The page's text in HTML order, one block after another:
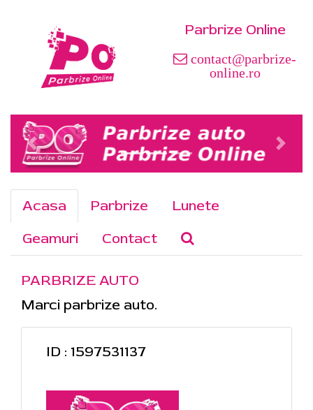
Parbrize Online
contact@parbrize-
online.ro
Acasa Parbrize
Lunete
Geamuri
Contact
PARBRIZE AUTO
Marci parbrize auto.
ID : 1597531137